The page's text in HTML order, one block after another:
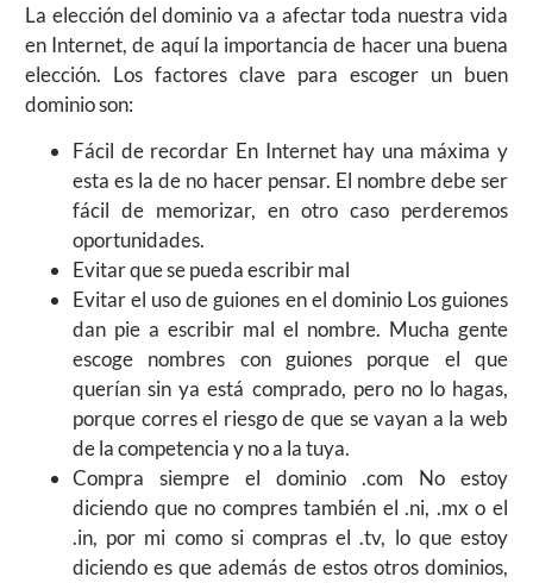
La elección del dominio va a afectar toda nuestra vida
en Internet, de aquí la importancia de hacer una buena
elección. Los factores clave para escoger un buen
dominio son:
Fácil de recordar En Internet hay una máxima y
esta es la de no hacer pensar. El nombre debe ser
fácil de memorizar, en otro caso perderemos
oportunidades.
Evitar que se pueda escribir mal
Evitar el uso de guiones en el dominio Los guiones
dan pie a escribir mal el nombre. Mucha gente
escoge nombres con guiones porque el que
querían sin ya está comprado, pero no lo hagas,
porque corres el riesgo de que se vayan a la web
de la competencia y no a la tuya.
Compra siempre el dominio .com No estoy
diciendo que no compres también el .ni, .mx o el
.in, por mi como si compras el .tv, lo que estoy
diciendo es que además de estos otros dominios,